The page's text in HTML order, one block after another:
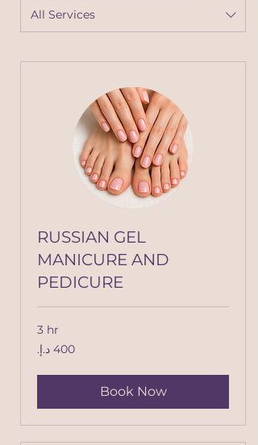
All Services
RUSSIAN GEL
MANICURE AND
PEDICURE
3 hr
400
درهم
Book Now